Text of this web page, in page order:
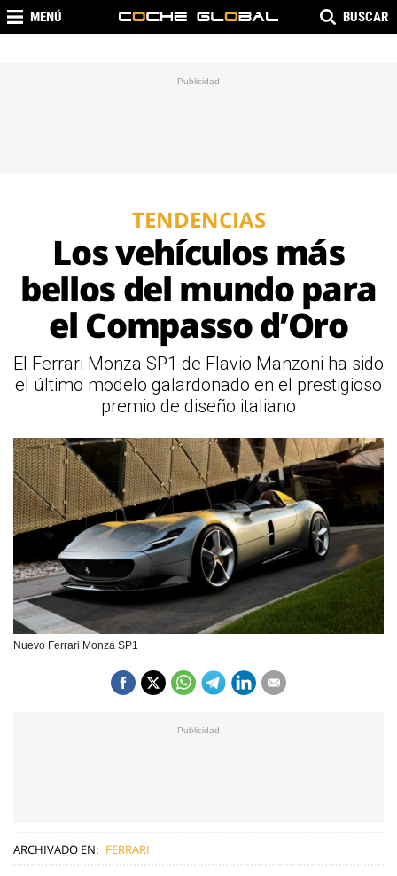
MENÚ BUSCAR
TENDENCIAS
Los vehículos más
bellos del mundo para
el Compasso d’Oro
El Ferrari Monza SP1 de Flavio Manzoni ha sido
el último modelo galardonado en el prestigioso
premio de diseño italiano
Nuevo Ferrari Monza SP1
ARCHIVADO EN: FERRARI